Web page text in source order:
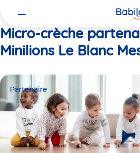
Micro-crèche
Minilions Le Blanc
Partenaire